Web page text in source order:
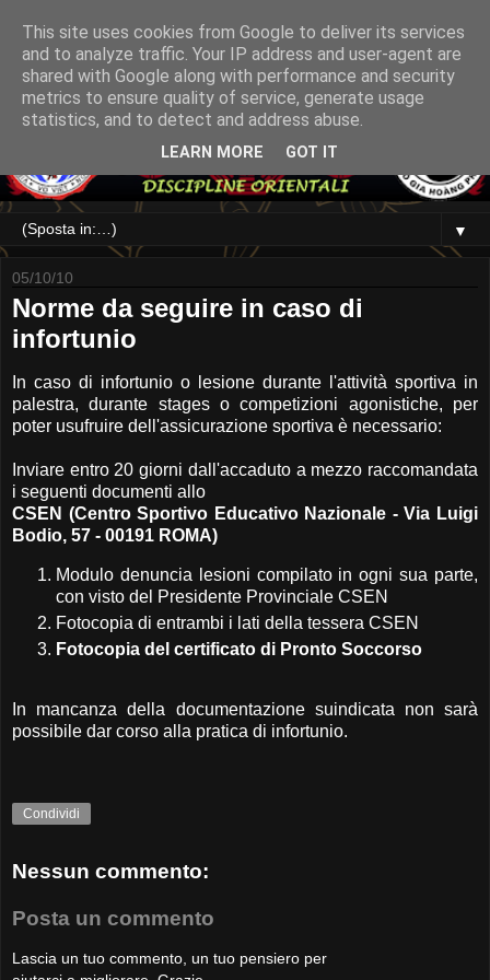
▼
05/10/10
Norme da seguire in caso di
infortunio
In caso di infortunio o lesione durante l'attività sportiva in
palestra, durante stages o competizioni agonistiche, per
poter usufruire dell'assicurazione sportiva è necessario:
Inviare entro 20 giorni dall'accaduto a mezzo raccomandata
i seguenti documenti allo
CSEN (Centro Sportivo Educativo Nazionale - Via Luigi
Bodio, 57 - 00191 ROMA)
Modulo denuncia lesioni compilato in ogni sua parte,
con visto del Presidente Provinciale CSEN
Fotocopia di entrambi i lati della tessera CSEN
Fotocopia del certificato di Pronto Soccorso
In mancanza della documentazione suindicata non sarà
possibile dar corso alla pratica di infortunio.
Condividi
Nessun commento:
Posta un commento
Lascia un tuo commento, un tuo pensiero per
This site uses cookies from Google to deliver its services
and to analyze traffic. Your IP address and user-agent are
shared with Google along with performance and security
metrics to ensure quality of service, generate usage
statistics, and to detect and address abuse.
LEARN MORE GOT IT